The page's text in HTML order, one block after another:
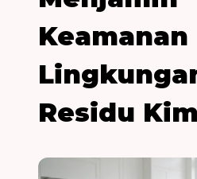
Keamanan
Residu